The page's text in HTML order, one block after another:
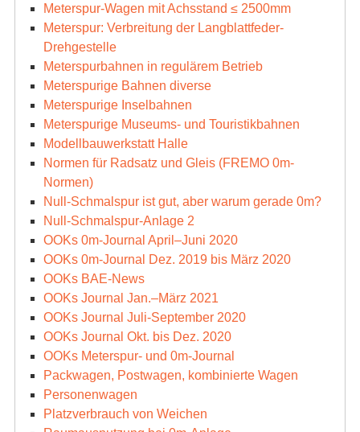
Meterspur-Wagen mit Achsstand ≤ 2500mm
Meterspur: Verbreitung der Langblattfeder-
Drehgestelle
Meterspurbahnen in regulärem Betrieb
Meterspurige Bahnen diverse
Meterspurige Inselbahnen
Meterspurige Museums- und Touristikbahnen
Modellbauwerkstatt Halle
Normen für Radsatz und Gleis (FREMO 0m-
Normen)
Null-Schmalspur ist gut, aber warum gerade 0m?
Null-Schmalspur-Anlage 2
OOKs 0m-Journal April–Juni 2020
OOKs 0m-Journal Dez. 2019 bis März 2020
OOKs BAE-News
OOKs Journal Jan.–März 2021
OOKs Journal Juli-September 2020
OOKs Journal Okt. bis Dez. 2020
OOKs Meterspur- und 0m-Journal
Packwagen, Postwagen, kombinierte Wagen
Personenwagen
Platzverbrauch von Weichen